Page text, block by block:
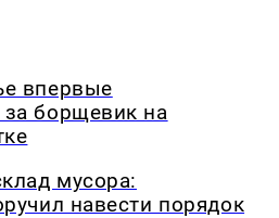
впервые
борщевик на
мусора:
навести порядок